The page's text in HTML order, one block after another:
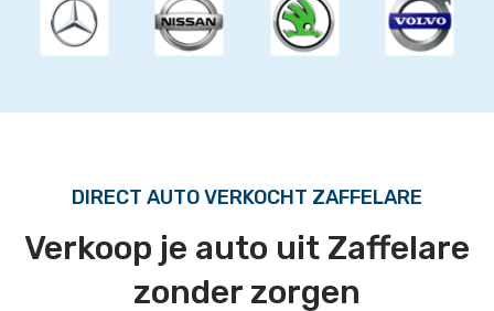
DIRECT AUTO VERKOCHT ZAFFELARE
Verkoop je auto uit Zaffelare
zonder zorgen